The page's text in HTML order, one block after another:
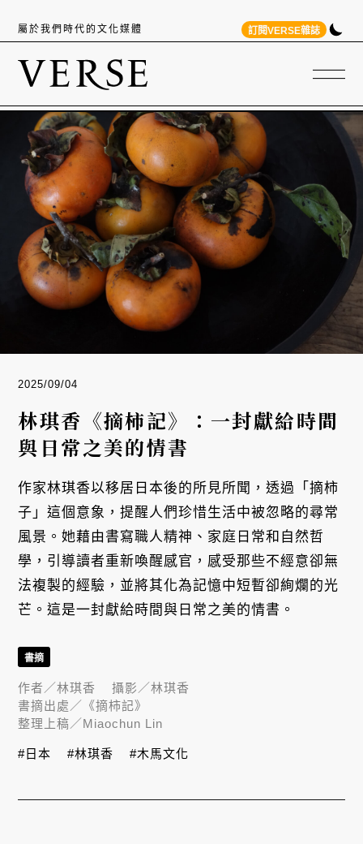
屬於我們時代的文化媒體 訂閱VERSE雜誌
2025/09/04
林琪香《摘柿記》：一封獻給時間
與日常之美的情書
作家林琪香以移居日本後的所見所聞，透過「摘柿
子」這個意象，提醒人們珍惜生活中被忽略的尋常
風景。她藉由書寫職人精神、家庭日常和自然哲
學，引導讀者重新喚醒感官，感受那些不經意卻無
法複製的經驗，並將其化為記憶中短暫卻絢爛的光
芒。這是一封獻給時間與日常之美的情書。
書摘
作者／林琪香 攝影／林琪香
書摘出處／ 《摘柿記》
整理上稿／Miaochun Lin
#日本 #林琪香 #木馬文化